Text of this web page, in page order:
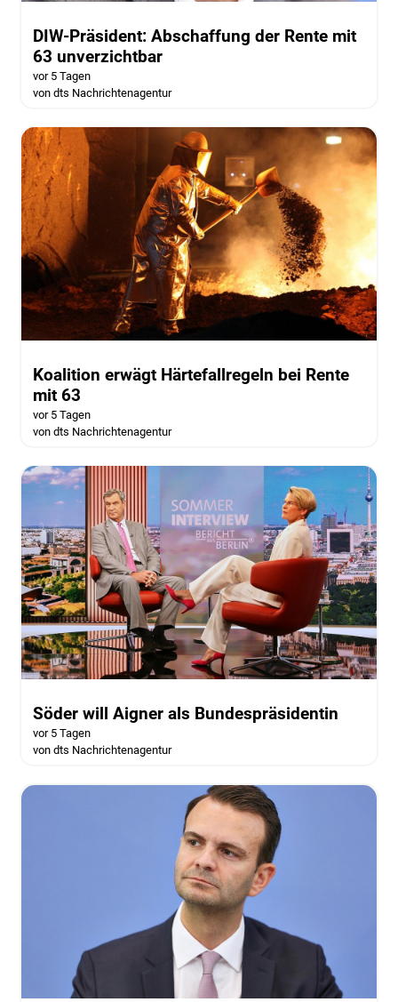
DIW-Präsident: Abschaffung der Rente mit
63 unverzichtbar
vor 5 Tagen
von dts Nachrichtenagentur
Koalition erwägt Härtefallregeln bei Rente
mit 63
vor 5 Tagen
von dts Nachrichtenagentur
Söder will Aigner als Bundespräsidentin
vor 5 Tagen
von dts Nachrichtenagentur